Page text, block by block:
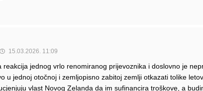
15.03.2026. 11:09
reakcija jednog vrlo renomiranog prijevoznika i doslovno je
u jednoj otočnoj i zemljopisno zabitoj zemlji otkazati tolike
vlast Novog Zelanda da im sufinancira troškove, a